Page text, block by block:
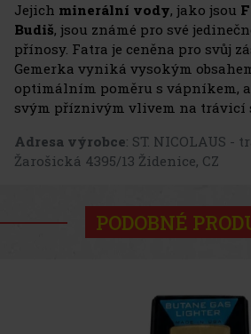
Jejich minerální vody, jako jsou
Budiš, jsou známé pro své
přínosy. Fatra je ceněna pro svůj
Gemerka vyniká vysokým
optimálním poměru s vápníkem,
svým příznivým vlivem na trávicí
Adresa výrobce: ST. NICOLAUS -
Žarošická 4395/13 Židenice, CZ
PODOBNÉ